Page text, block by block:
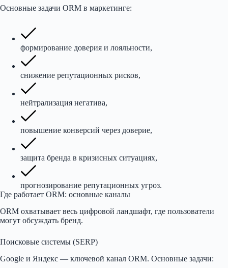
Основные задачи ORM в маркетинге:
формирование доверия и лояльности,
снижение репутационных рисков,
нейтрализация негатива,
повышение конверсий через доверие,
защита бренда в кризисных ситуациях,
прогнозирование репутационных угроз.
Где работает ORM: основные каналы
ORM охватывает весь цифровой ландшафт, где пользователи
могут обсуждать бренд.
Поисковые системы (SERP)
Google и Яндекс — ключевой канал ORM. Основные задачи: